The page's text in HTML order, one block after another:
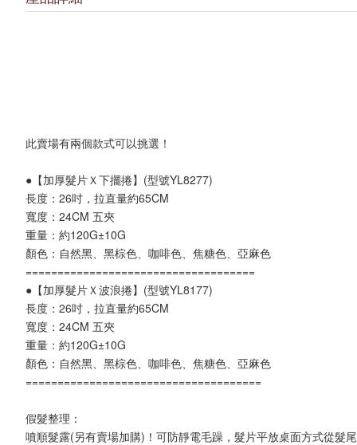
此賣場有兩個款式可以挑選！
●【加厚髮片Ｘ下擺捲】(型號YL8277)
長度：26吋，拉直量約65CM
寬度：24CM 五夾
重量：約120G±10G
顏色：自然黑、黑棕色、咖啡色、焦糖色、亞麻色
====================================
●【加厚髮片Ｘ波浪捲】(型號YL8177)
長度：26吋，拉直量約65CM
寬度：24CM 五夾
重量：約120G±10G
顏色：自然黑、黑棕色、咖啡色、焦糖色、亞麻色
=====================================
假髮整理：
噴順髮露(另有賣場加購)！可防靜電毛躁，髮片平放桌面方式從髮